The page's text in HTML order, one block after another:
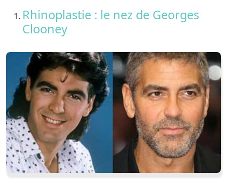
Rhinoplastie : le nez de Georges
Clooney